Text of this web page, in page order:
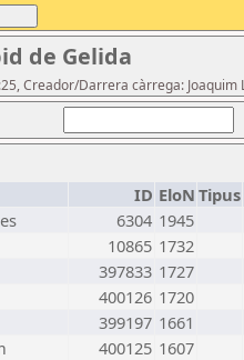
de Gelida
Creador/Darrera càrrega: Joaquim
ID EloN Tipus
6304 1945
10865 1732
397833 1727
400126 1720
399197 1661
400125 1607